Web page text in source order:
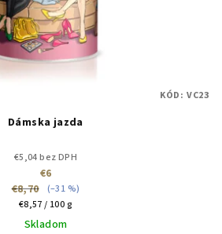
Dámska jazda
€5,04 bez DPH
€6
€8,70
(–31 %)
Jednotková
cena:
€8,57 / 100 g
Skladom
KÓD: VC23